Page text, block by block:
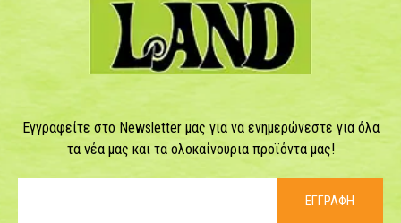
Εγγραφείτε στο Newsletter μας για να ενημερώνεστε για όλα
τα νέα μας και τα ολοκαίνουρια προϊόντα μας!
ΕΓΓΡΑΦΗ